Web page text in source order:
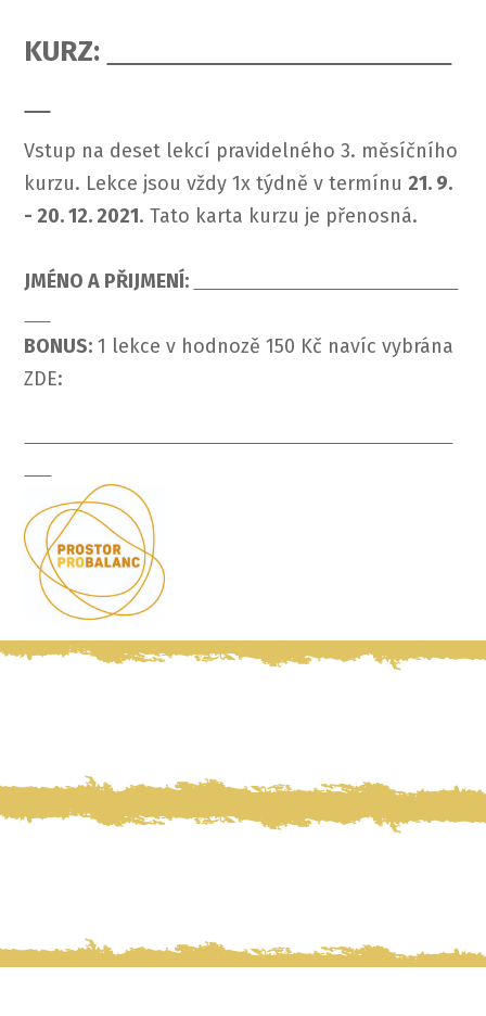
KURZ:
Vstup na deset lekcí pravidelného 3. měsíčního
kurzu. Lekce jsou vždy 1x týdně v termínu 21. 9.
- 20. 12. 2021. Tato karta kurzu je přenosná.
JMÉNO A PŘIJMENÍ:
BONUS: 1 lekce v hodnozě 150 Kč navíc vybrána
ZDE: